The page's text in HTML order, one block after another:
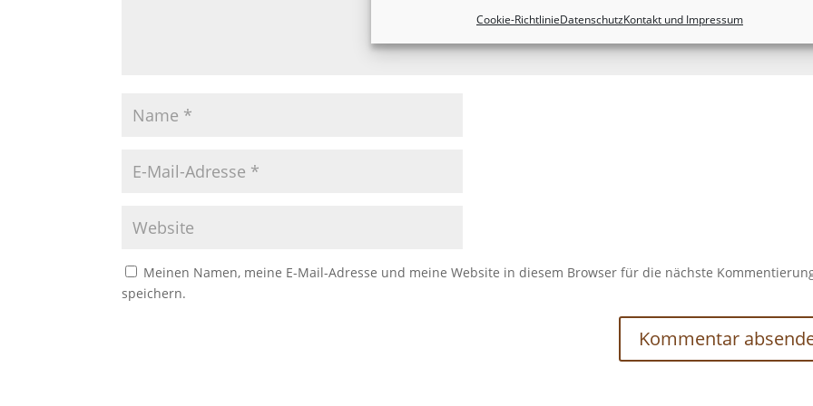
Cookie-RichtlinieDatenschutzKontakt und Impressum
Meinen Namen, meine E-Mail-Adresse und meine Website in diesem Browser für die nächste
speichern.